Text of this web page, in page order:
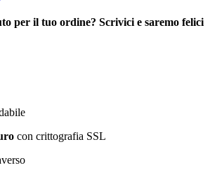
per il tuo ordine? Scrivici e saremo felici
con crittografia SSL